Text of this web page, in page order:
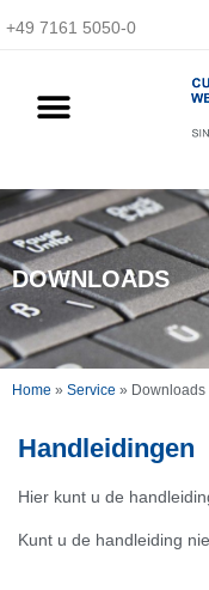
+49 7161 5050-0
DOWNLOADS
Home » Service » Downloads
Handleidingen
Hier kunt u de
Kunt u de handleiding